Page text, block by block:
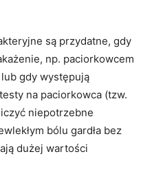
są przydatne, gdy
np. paciorkowcem
gdy występują
na paciorkowca (tzw.
niepotrzebne
bólu gardła bez
dużej wartości